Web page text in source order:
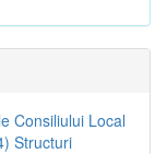
Consiliului Local
Structuri